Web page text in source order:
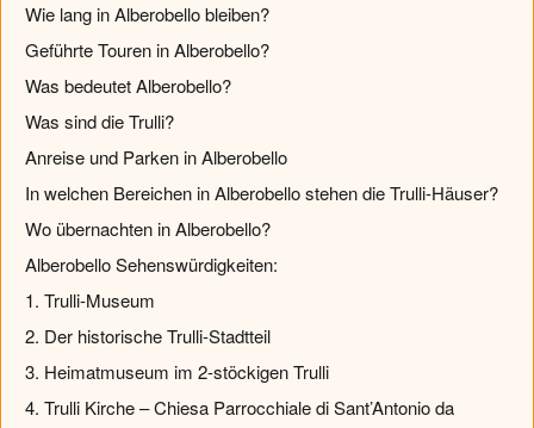
Wie lang in Alberobello bleiben?
Geführte Touren in Alberobello?
Was bedeutet Alberobello?
Was sind die Trulli?
Anreise und Parken in Alberobello
In welchen Bereichen in Alberobello stehen die Trulli-Häuser?
Wo übernachten in Alberobello?
Alberobello Sehenswürdigkeiten:
1. Trulli-Museum
2. Der historische Trulli-Stadtteil
3. Heimatmuseum im 2-stöckigen Trulli
4. Trulli Kirche – Chiesa Parrocchiale di Sant’Antonio da